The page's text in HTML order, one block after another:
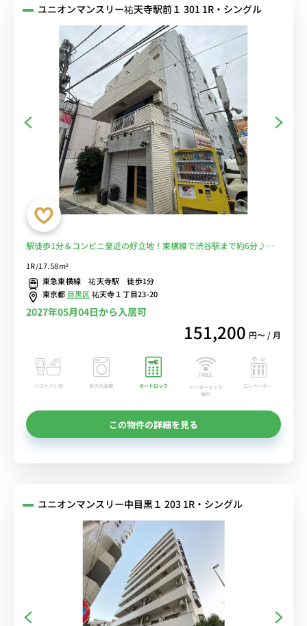
ユニオンマンスリー祐天寺駅前１ 301 1R・シングル
駅徒歩1分＆コンビニ至近の好立地！東横線で渋谷駅まで約6分♪■
1R/17.58m²
東急東横線 祐天寺駅 徒歩1分
東京都 目黒区祐天寺１丁目23-20
2027年05月04日から入居可
151,200 円〜 / 月
バストイレ別 室内洗濯機 オートロック
インターネット
無料
エレベーター
この物件の詳細を見る
ユニオンマンスリー中目黒１ 203 1R・シングル